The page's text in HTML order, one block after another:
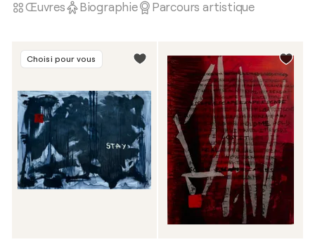
Œuvres Biographie Parcours artistique
Choisi pour vous